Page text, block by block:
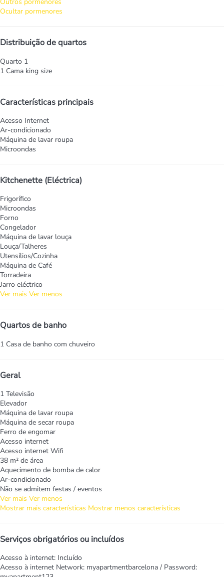
Ocultar pormenores
Distribuição de quartos
Quarto 1
1 Cama king size
Características principais
Acesso Internet
Ar-condicionado
Máquina de lavar roupa
Microondas
Kitchenette (Eléctrica)
Frigorífico
Microondas
Forno
Congelador
Máquina de lavar louça
Louça/Talheres
Utensílios/Cozinha
Máquina de Café
Torradeira
Jarro eléctrico
Ver mais Ver menos
Quartos de banho
1 Casa de banho com chuveiro
Geral
1 Televisão
Elevador
Máquina de lavar roupa
Máquina de secar roupa
Ferro de engomar
Acesso internet
Acesso internet Wifi
38 m² de área
Aquecimento de bomba de calor
Ar-condicionado
Não se admitem festas / eventos
Ver mais Ver menos
Mostrar mais características Mostrar menos características
Serviços obrigatórios ou incluídos
Acesso à internet: Incluído
Acesso à internet Network: myapartmentbarcelona / Password: